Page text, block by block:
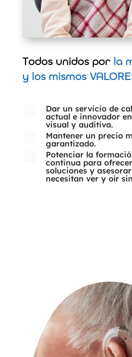
Todos unidos por la
y los mismos
Dar un servicio de
actual e innovador
visual y auditiva.
Mantener un precio
garantizado.
Potenciar la
continua para ofrecer
soluciones y
necesitan ver y oír